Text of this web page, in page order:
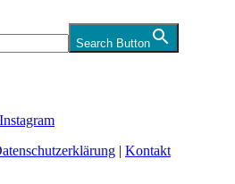
Search Button
Instagram
| Kontakt